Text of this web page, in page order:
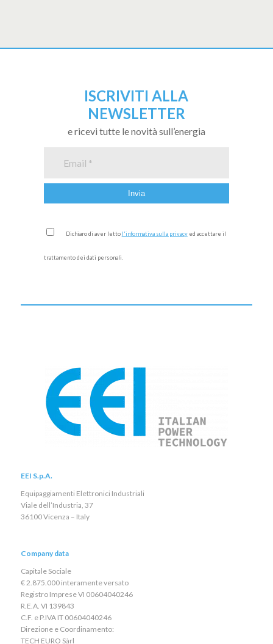
ISCRIVITI ALLA
NEWSLETTER
e ricevi tutte le novità sull’energia
Dichiaro di aver letto l'informativa sulla privacyed accettare il
trattamento dei dati personali.
EEI S.p.A.
Equipaggiamenti Elettronici Industriali
Viale dell’Industria, 37
36100 Vicenza – Italy
Company data
Capitale Sociale
€ 2.875.000 interamente versato
Registro Imprese VI 00604040246
R.E.A. VI 139843
C.F. e P.IVA IT 00604040246
Direzione e Coordinamento:
TECH EURO Sàrl